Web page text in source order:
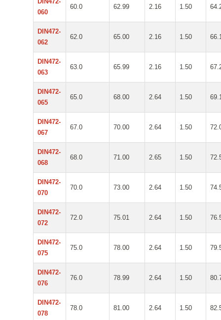
060
60.0 62.99 2.16 1.50
DIN472-
062
62.0 65.00 2.16 1.50
DIN472-
063
63.0 65.99 2.16 1.50
DIN472-
065
65.0 68.00 2.64 1.50
DIN472-
067
67.0 70.00 2.64 1.50
DIN472-
068
68.0 71.00 2.65 1.50
DIN472-
070
70.0 73.00 2.64 1.50
DIN472-
072
72.0 75.01 2.64 1.50
DIN472-
075
75.0 78.00 2.64 1.50
DIN472-
076
76.0 78.99 2.64 1.50
DIN472-
078
78.0 81.00 2.64 1.50